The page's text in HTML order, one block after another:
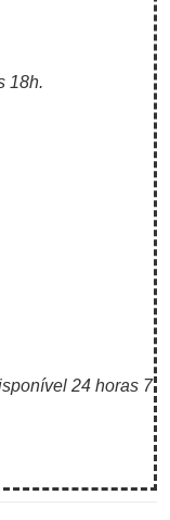
18h.
24 horas 7